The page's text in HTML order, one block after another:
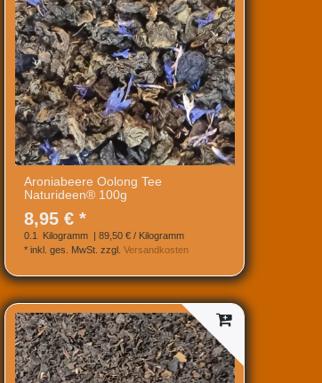
Aroniabeere Oolong Tee
Naturideen® 100g
8,95 € *
0.1 Kilogramm | 89,50 € / Kilogramm
* inkl. ges. MwSt. zzgl. Versandkosten